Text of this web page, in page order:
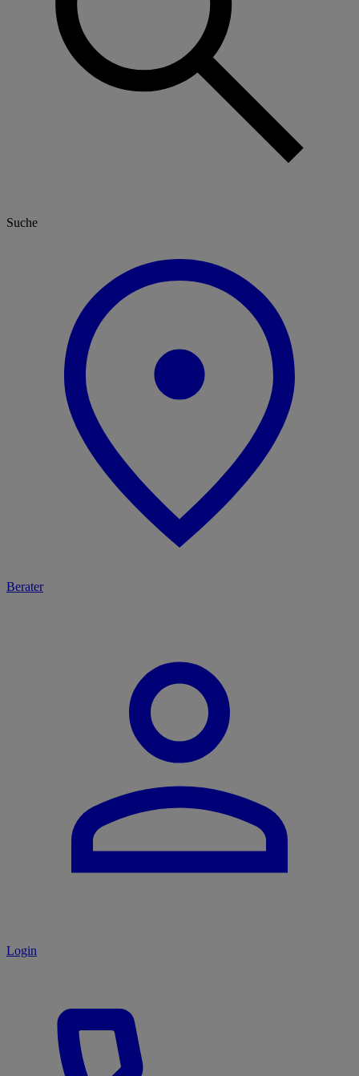
Suche
Berater
Login